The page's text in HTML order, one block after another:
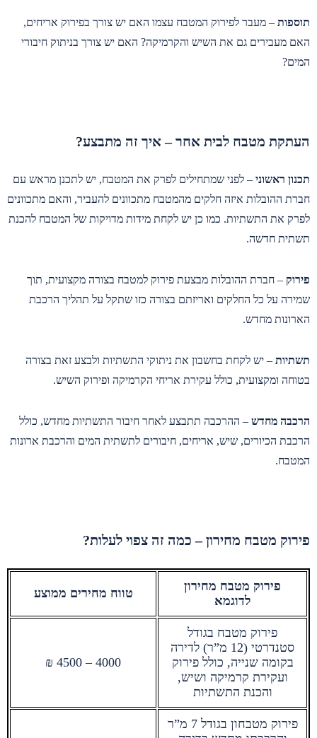
תוספות – מעבר לפירוק המטבח עצמו האם יש צורך בפירוק אריחים,
האם מעבירים גם את השיש והקרמיקה? האם יש צורך בניתוק חיבורי
המים?
העתקת מטבח לבית אחר – איך זה מתבצע?
תכנון ראשוני – לפני שמתחילים לפרק את המטבח, יש לתכנן מראש עם
חברת ההובלות איזה חלקים מהמטבח מתכוונים להעביר, והאם מתכוונים
לפרק את התשתיות. כמו כן יש לקחת מידות מדויקות של המטבח להכנת
תשתית חדשה.
פירוק – חברת ההובלות מבצעת פירוק למטבח בצורה מקצועית, תוך
שמירה על כל החלקים ואריזתם בצורה כזו שתקל על תהליך הרכבת
הארונות מחדש.
תשתיות – יש לקחת בחשבון את ניתוקי התשתיות ולבצע זאת בצורה
בטוחה ומקצועית, כולל עקירת אריחי הקרמיקה ופירוק השיש.
הרכבה מחדש – ההרכבה תתבצע לאחר חיבור התשתיות מחדש, כולל
הרכבת הכיורים, שיש, אריחים, חיבורים לתשתית המים והרכבת ארונות
המטבח.
פירוק מטבח מחירון – כמה זה צפוי לעלות?
פירוק מטבח מחירון
לדוגמא
טווח מחירים ממוצע
פירוק מטבח בגודל
סטנדרטי (12 מ”ר) לדירה
בקומה שנייה, כולל פירוק
ועקירת קרמיקה ושיש,
והכנת התשתיות
4000 – 4500 ₪
פירוק מטבחון בגודל 7 מ”ר